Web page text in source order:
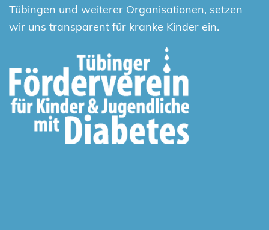
Tübingen und weiterer Organisationen, setzen
wir uns transparent für kranke Kinder ein.